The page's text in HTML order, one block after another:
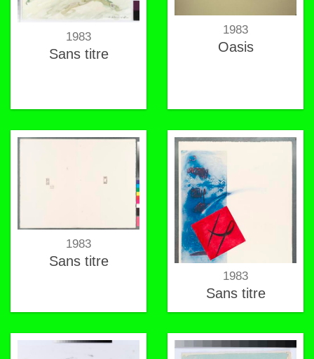
1983
Sans titre
1983
Oasis
1983
Sans titre
1983
Sans titre